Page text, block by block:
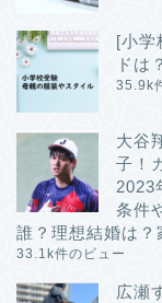
[小学
ドは？
35.9k
大谷
子！
2023
条件
誰？理想結婚は？
33.1k件のビュー
広瀬